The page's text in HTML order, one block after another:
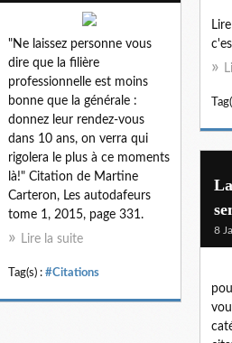
"Ne laissez personne vous
dire que la filière
professionnelle est moins
bonne que la générale :
donnez leur rendez-vous
dans 10 ans, on verra qui
rigolera le plus à ce moments
là!" Citation de Martine
Carteron, Les autodafeurs
tome 1, 2015, page 331.
Lire la suite
Tag(s) : #Citations
8